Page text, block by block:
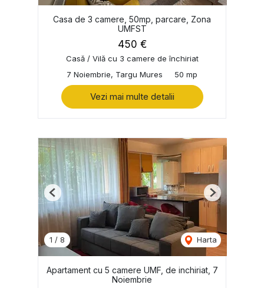
Casa de 3 camere, 50mp, parcare, Zona
UMFST
450 €
Casă / Vilă cu 3 camere de închiriat
7 Noiembrie, Targu Mures
50 mp
Vezi mai multe detalii
1 / 8 Harta
Previous Next
Apartament cu 5 camere UMF, de inchiriat, 7
Noiembrie